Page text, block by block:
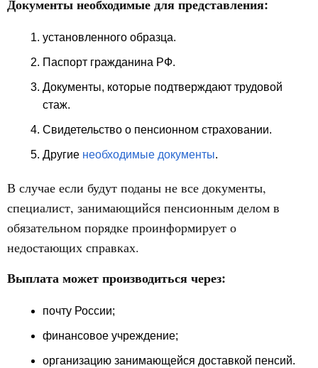
Документы необходимые для представления:
установленного образца.
Паспорт гражданина РФ.
Документы, которые подтверждают трудовой
стаж.
Свидетельство о пенсионном страховании.
Другие необходимые документы.
В случае если будут поданы не все документы,
специалист, занимающийся пенсионным делом в
обязательном порядке проинформирует о
недостающих справках.
Выплата может производиться через:
почту России;
финансовое учреждение;
организацию занимающейся доставкой пенсий.